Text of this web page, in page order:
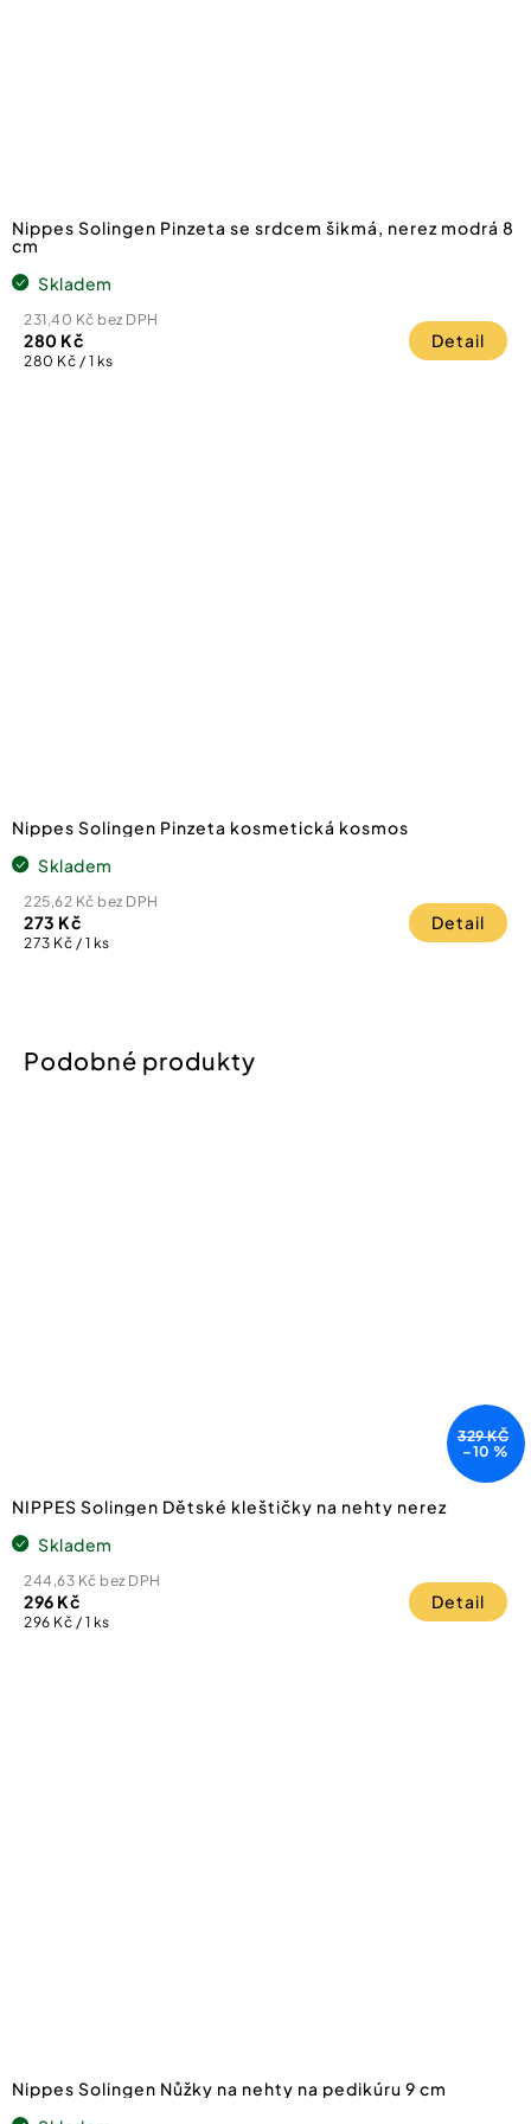
Nippes Solingen Pinzeta se srdcem šikmá, nerez modrá 8
cm
Skladem
231,40 Kč bez DPH
280 Kč
Měrná
280 Kč / 1 ks
Detail
Nippes Solingen Pinzeta kosmetická kosmos
Skladem
225,62 Kč bez DPH
273 Kč
Měrná
273 Kč / 1 ks
Detail
329 KČ
–10 %
NIPPES Solingen Dětské kleštičky na nehty nerez
Skladem
244,63 Kč bez DPH
296 Kč
Měrná
296 Kč / 1 ks
Detail
Nippes Solingen Nůžky na nehty na pedikúru 9 cm